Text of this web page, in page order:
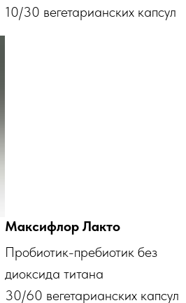
10/30 вегетарианских капсул
Максифлор Лакто
Пробиотик-пребиотик без
диоксида титана
30/60 вегетарианских капсул